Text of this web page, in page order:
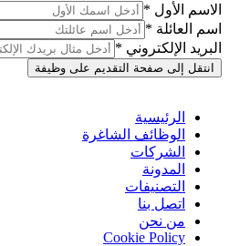
الاسم الأول *
اسم العائلة *
البريد الإلكتروني *
انتقل إلى صفحة التقديم على وظيفة
الرئيسية
الوظائف الشاغرة
الشركات
المدونة
التصنيفات
اتصل بنا
من نحن
Cookie Policy